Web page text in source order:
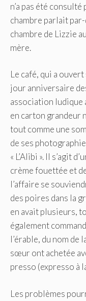
n’a pas été
chambre parlait
chambre de Lizzie
mère.
Le café, qui a
jour anniversaire
association ludique
en carton grandeur
tout comme une
de ses
« L’Alibi ». Il s’agit
crème fouettée et
l’affaire se
des poires dans la
en avait plusieurs,
également
l’érable, du nom de
sœur ont achetée
presso (expresso à
Les problèmes